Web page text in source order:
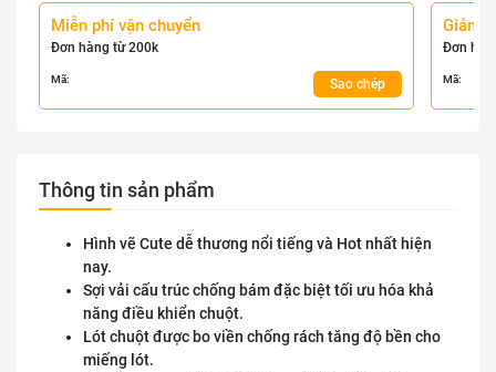
Miễn phí vận chuyển
Đơn hàng từ 200k
Mã: Sao chép
Giảm
Đơn
Mã:
Thông tin sản phẩm
Hình vẽ Cute dễ thương nổi tiếng và Hot nhất hiện
nay.
Sợi vải cấu trúc chống bám đặc biệt tối ưu hóa khả
năng điều khiển chuột.
Lót chuột được bo viền chống rách tăng độ bền cho
miếng lót.